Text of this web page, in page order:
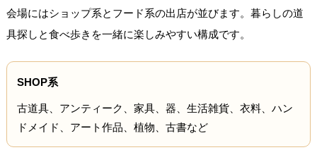
会場にはショップ系とフード系の出店が並びます。暮らしの道
具探しと食べ歩きを一緒に楽しみやすい構成です。
SHOP系
古道具、アンティーク、家具、器、生活雑貨、衣料、ハン
ドメイド、アート作品、植物、古書など